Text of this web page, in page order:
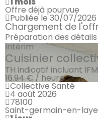
Offre déjà pourvue
Publiée le 30/07/
Chargement de
Préparation des
Intérim
Cuisinier
TH indicatif incluant
16.94 € / heure
Collective Santé
4 août 2026
78100
Saint-germain-en-laye